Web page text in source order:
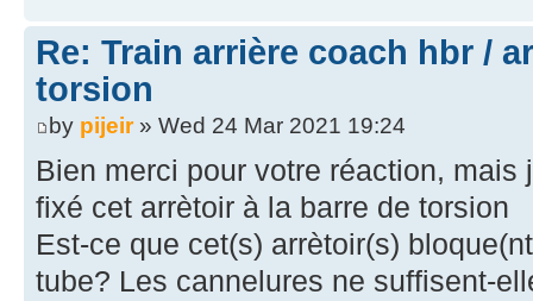
Re: Train arrière coach hbr /
torsion
by pijeir» Wed 24 Mar 2021 19:24
Bien merci pour votre réaction,
fixé cet arrètoir à la barre de torsion
Est-ce que cet(s) arrètoir(s)
tube? Les cannelures ne suffisent-